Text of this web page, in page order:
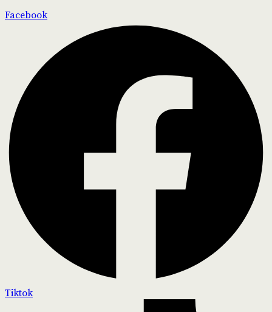
Facebook
Tiktok